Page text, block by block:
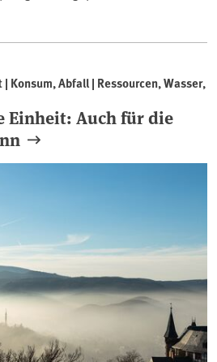
Konsum, Abfall | Ressourcen, Wasser,
Einheit: Auch für die